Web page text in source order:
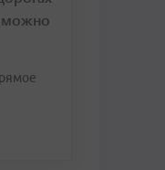
можно